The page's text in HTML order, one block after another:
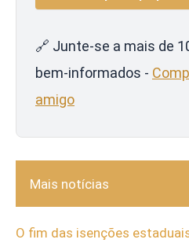
🔗 Junte-se a mais de
bem-informados -
amigo
Mais notícias
O fim das isenções